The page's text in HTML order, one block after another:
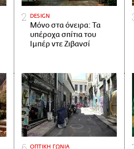
DESIGN
Μόνο στα όνειρα: Τα
υπέροχα σπίτια του
Ιμπέρ ντε Ζιβανσί
ΟΠΤΙΚΗ ΓΩΝΙΑ